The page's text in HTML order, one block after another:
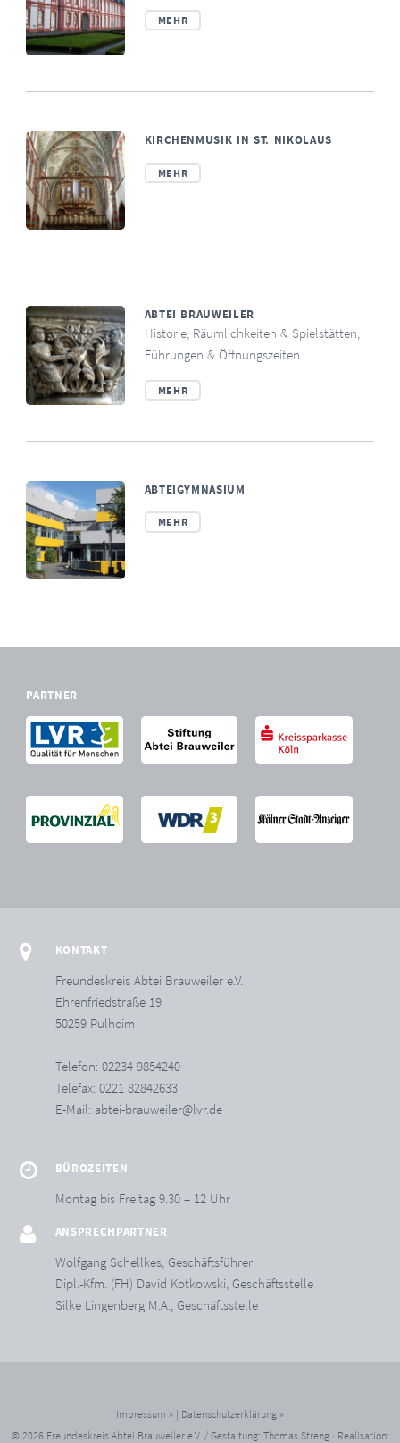
MEHR
KIRCHENMUSIK IN ST. NIKOLAUS
MEHR
ABTEI BRAUWEILER
Historie, Räumlichkeiten & Spielstätten,
Führungen & Öffnungszeiten
MEHR
ABTEIGYMNASIUM
MEHR
PARTNER
KONTAKT
Freundeskreis Abtei Brauweiler e.V.
Ehrenfriedstraße 19
50259 Pulheim
Telefon: 02234 9854240
Telefax: 0221 82842633
E-Mail: abtei-brauweiler@lvr.de
BÜROZEITEN
Montag bis Freitag 9.30 – 12 Uhr
ANSPRECHPARTNER
Wolfgang Schellkes, Geschäftsführer
Dipl.-Kfm. (FH) David Kotkowski, Geschäftsstelle
Silke Lingenberg M.A., Geschäftsstelle
Impressum » | Datenschutzerklärung »
© 2026 Freundeskreis Abtei Brauweiler e.V. / Gestaltung: Thomas Streng · Realisation: